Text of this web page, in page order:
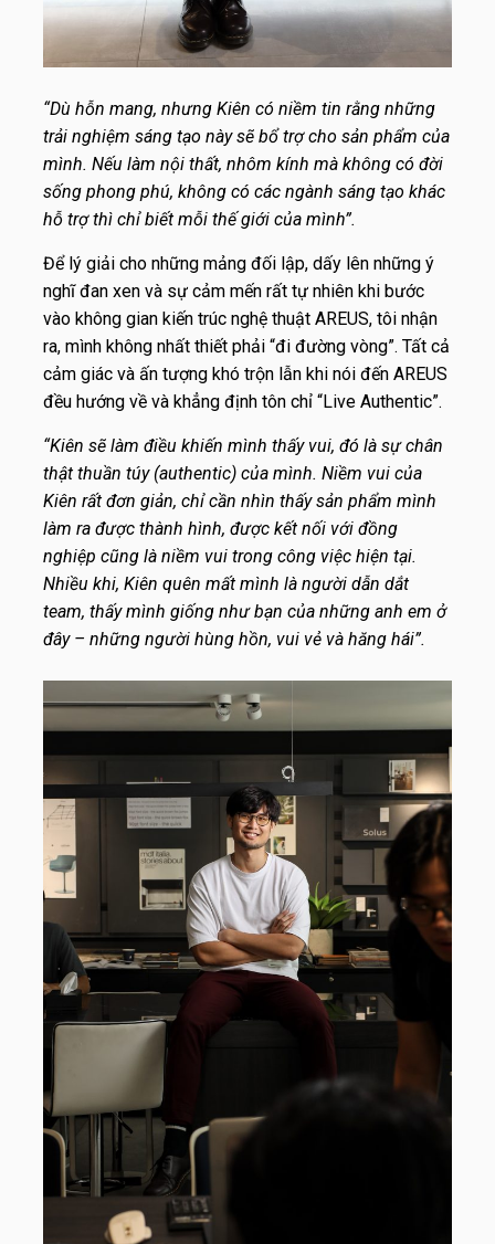
“Dù hỗn mang, nhưng Kiên có niềm tin rằng những
trải nghiệm sáng tạo này sẽ bổ trợ cho sản phẩm của
mình. Nếu làm nội thất, nhôm kính mà không có đời
sống phong phú, không có các ngành sáng tạo khác
hỗ trợ thì chỉ biết mỗi thế giới của mình”.
Để lý giải cho những mảng đối lập, dấy lên những ý
nghĩ đan xen và sự cảm mến rất tự nhiên khi bước
vào không gian kiến trúc nghệ thuật AREUS, tôi nhận
ra, mình không nhất thiết phải “đi đường vòng”. Tất cả
cảm giác và ấn tượng khó trộn lẫn khi nói đến AREUS
đều hướng về và khẳng định tôn chỉ “Live Authentic”.
“Kiên sẽ làm điều khiến mình thấy vui, đó là sự chân
thật thuần túy (authentic) của mình. Niềm vui của
Kiên rất đơn giản, chỉ cần nhìn thấy sản phẩm mình
làm ra được thành hình, được kết nối với đồng
nghiệp cũng là niềm vui trong công việc hiện tại.
Nhiều khi, Kiên quên mất mình là người dẫn dắt
team, thấy mình giống như bạn của những anh em ở
đây – những người hùng hồn, vui vẻ và hăng hái”.